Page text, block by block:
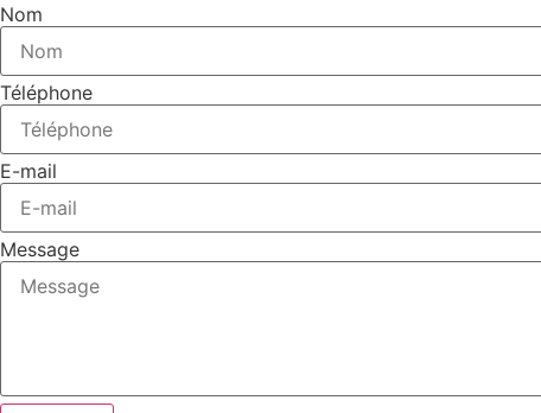
Nom
Téléphone
E-mail
Message